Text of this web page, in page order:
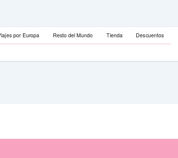
por Europa Resto del Mundo Tienda Descuentos